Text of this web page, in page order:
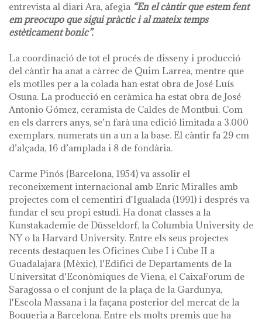
entrevista al diari Ara, afegia “En el càntir que estem fent
em preocupo que sigui pràctic i al mateix temps
estèticament bonic”.
La coordinació de tot el procés de disseny i producció
del càntir ha anat a càrrec de Quim Larrea, mentre que
els motlles per a la colada han estat obra de José Luís
Osuna. La producció en ceràmica ha estat obra de José
Antonio Gómez, ceramista de Caldes de Montbui. Com
en els darrers anys, se’n farà una edició limitada a 3.000
exemplars, numerats un a un a la base. El càntir fa 29 cm
d’alçada, 16 d’amplada i 8 de fondària.
Carme Pinós (Barcelona, 1954) va assolir el
reconeixement internacional amb Enric Miralles amb
projectes com el cementiri d'Igualada (1991) i després va
fundar el seu propi estudi. Ha donat classes a la
Kunstakademie de Düsseldorf, la Columbia University de
NY o la Harvard University. Entre els seus projectes
recents destaquen les Oficines Cube I i Cube II a
Guadalajara (Mèxic), l'Edifici de Departaments de la
Universitat d'Econòmiques de Viena, el CaixaForum de
Saragossa o el conjunt de la plaça de la Gardunya,
l'Escola Massana i la façana posterior del mercat de la
Boqueria a Barcelona. Entre els molts premis que ha